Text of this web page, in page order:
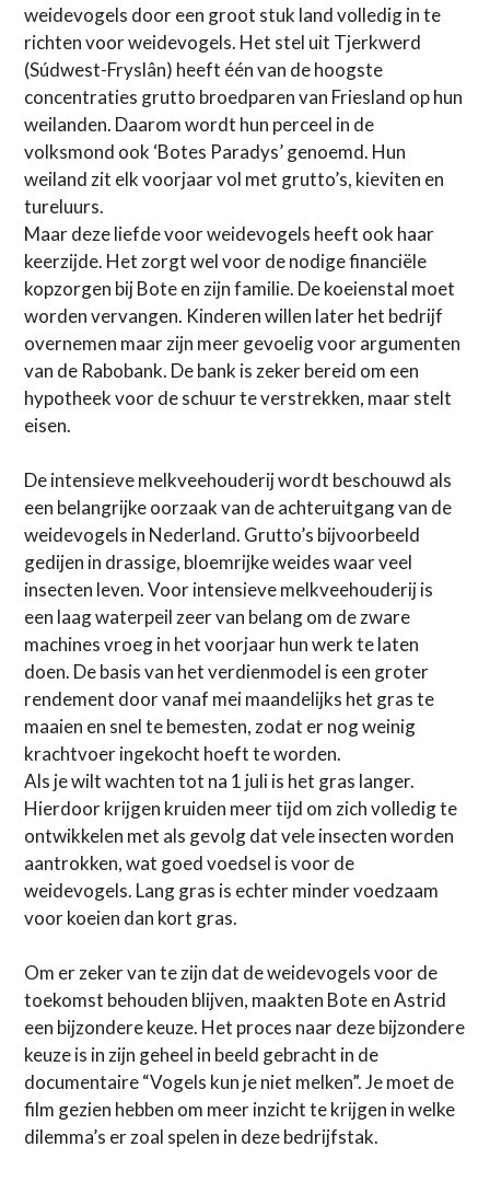
weidevogels door een groot stuk land volledig in te
richten voor weidevogels. Het stel uit Tjerkwerd
(Súdwest-Fryslân) heeft één van de hoogste
concentraties grutto broedparen van Friesland op hun
weilanden. Daarom wordt hun perceel in de
volksmond ook ‘Botes Paradys’ genoemd. Hun
weiland zit elk voorjaar vol met grutto’s, kieviten en
tureluurs.
Maar deze liefde voor weidevogels heeft ook haar
keerzijde. Het zorgt wel voor de nodige financiële
kopzorgen bij Bote en zijn familie. De koeienstal moet
worden vervangen. Kinderen willen later het bedrijf
overnemen maar zijn meer gevoelig voor argumenten
van de Rabobank. De bank is zeker bereid om een
hypotheek voor de schuur te verstrekken, maar stelt
eisen.
De intensieve melkveehouderij wordt beschouwd als
een belangrijke oorzaak van de achteruitgang van de
weidevogels in Nederland. Grutto’s bijvoorbeeld
gedijen in drassige, bloemrijke weides waar veel
insecten leven. Voor intensieve melkveehouderij is
een laag waterpeil zeer van belang om de zware
machines vroeg in het voorjaar hun werk te laten
doen. De basis van het verdienmodel is een groter
rendement door vanaf mei maandelijks het gras te
maaien en snel te bemesten, zodat er nog weinig
krachtvoer ingekocht hoeft te worden.
Als je wilt wachten tot na 1 juli is het gras langer.
Hierdoor krijgen kruiden meer tijd om zich volledig te
ontwikkelen met als gevolg dat vele insecten worden
aantrokken, wat goed voedsel is voor de
weidevogels. Lang gras is echter minder voedzaam
voor koeien dan kort gras.
Om er zeker van te zijn dat de weidevogels voor de
toekomst behouden blijven, maakten Bote en Astrid
een bijzondere keuze. Het proces naar deze bijzondere
keuze is in zijn geheel in beeld gebracht in de
documentaire “Vogels kun je niet melken”. Je moet de
film gezien hebben om meer inzicht te krijgen in welke
dilemma’s er zoal spelen in deze bedrijfstak.